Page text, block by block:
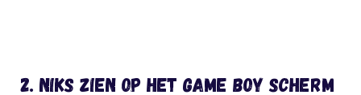
2. Niks zien op het Game Boy scherm